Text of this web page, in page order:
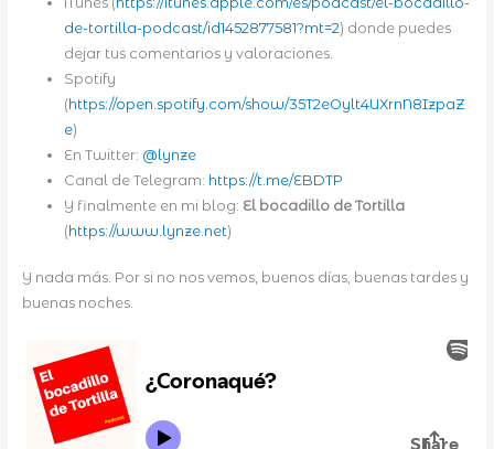
de-tortilla-podcast/id1452877581?mt=2) donde puedes
dejar tus comentarios y valoraciones.
Spotify
(https://open.spotify.com/show/35T2eOylt4UXrnN8IzpaZ
e)
En Twitter: @lynze
Canal de Telegram: https://t.me/EBDTP
Y finalmente en mi blog: El bocadillo de Tortilla
(https://www.lynze.net)
Y nada más. Por si no nos vemos, buenos días, buenas tardes y
buenas noches.